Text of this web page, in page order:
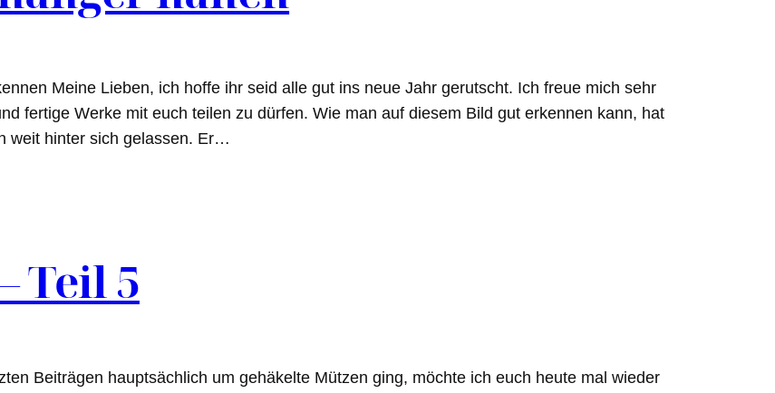
Meine Lieben, ich hoffe ihr seid alle gut ins neue Jahr gerutscht. Ich freue mich sehr
fertige Werke mit euch teilen zu dürfen. Wie man auf diesem Bild gut erkennen kann, hat
weit hinter sich gelassen. Er…
Teil 5
Beiträgen hauptsächlich um gehäkelte Mützen ging, möchte ich euch heute mal wieder